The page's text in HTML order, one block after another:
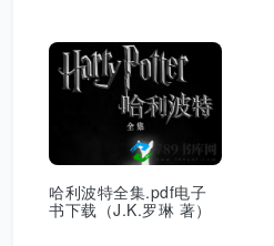
哈利波特全集.pdf电子
书下载（J.K.罗琳 著）